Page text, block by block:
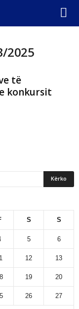
2025
të
konkursit
S S
5 6
12 13
19 20
26 27